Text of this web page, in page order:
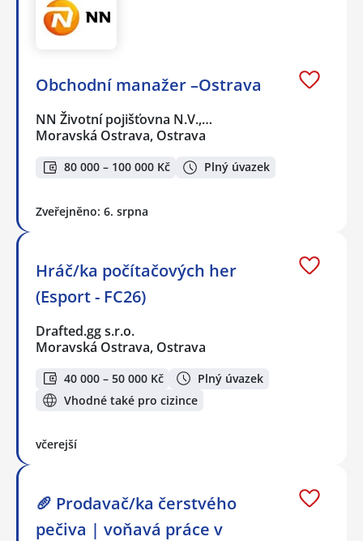
Obchodní manažer –Ostrava
NN Životní pojišťovna N.V.,…
Moravská Ostrava, Ostrava
80 000 – 100 000 Kč Plný úvazek
Zveřejněno: 6. srpna
Hráč/ka počítačových her
(Esport - FC26)
Drafted.gg s.r.o.
Moravská Ostrava, Ostrava
40 000 – 50 000 Kč
Plný úvazek
Vhodné také pro cizince
včerejší
🥖 Prodavač/ka čerstvého
pečiva | voňavá práce v